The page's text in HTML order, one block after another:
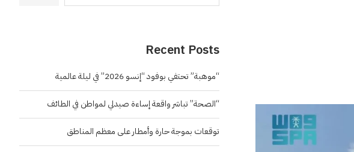
Recent Posts
“موهبة” تحتفي بوفود “إنسو 2026” في ليلة عالمية
“الصحة” تباشر واقعة إساءة صيدلي لمواطن في الطائف
توقعات بموجة حارة وأمطار على معظم المناطق